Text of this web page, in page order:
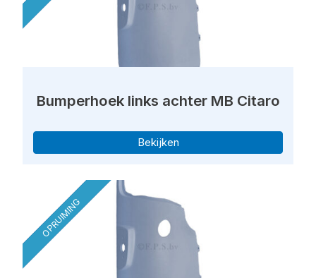
Bumperhoek links achter MB Citaro
Bekijken
OPRUIMING